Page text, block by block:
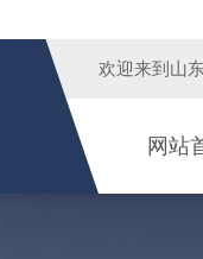
欢迎来到 山
网站